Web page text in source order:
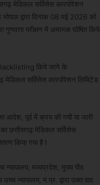
मेडिकल सर्विसेस कारपोरेशन
द्वारा दिनांक 08 मई 2026 को
परीक्षण में अमानक घोषित किये
blacklisting किये जाने के
सर्विसेस कारपोरेशन लिमिटेड
पूर्व में क्रय की गयी या जारी
छत्तीसगढ़ मेडिकल सर्विसेस
किया गया है I
न्यायालय, मध्यप्रदेश, मुख्य पीठ
न्यायालय, म.प्र. द्वारा उक्त वाद